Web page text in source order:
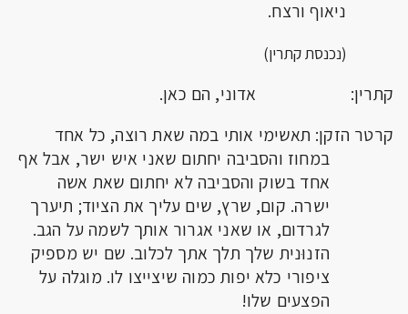
ניאוף ורצח.
(נכנסת קתרין)
קתרין: אדוני, הם כאן.
קרטר הזקן: תאשימי אותי במה שאת רוצה, כל אחד
במחוז והסביבה יחתום שאני איש ישר, אבל אף
אחד בשוק והסביבה לא יחתום שאת אשה
ישרה. קום, שרץ, שים עליך את הציוד; תיערך
לגרדום, או שאני אגרור אותך לשמה על הגב.
הזנוּנית שלך תלך אתך לכלוב. שם יש מספיק
ציפורי כלא יפות כמוה שיצייצו לו. מוגלה על
הפצעים שלו!